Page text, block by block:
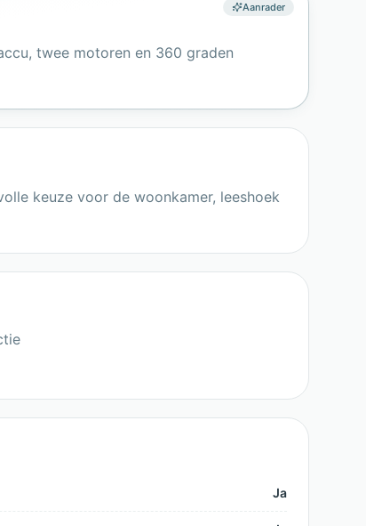
Aanrader
twee motoren en 360 graden
keuze voor de woonkamer, leeshoek
Ja